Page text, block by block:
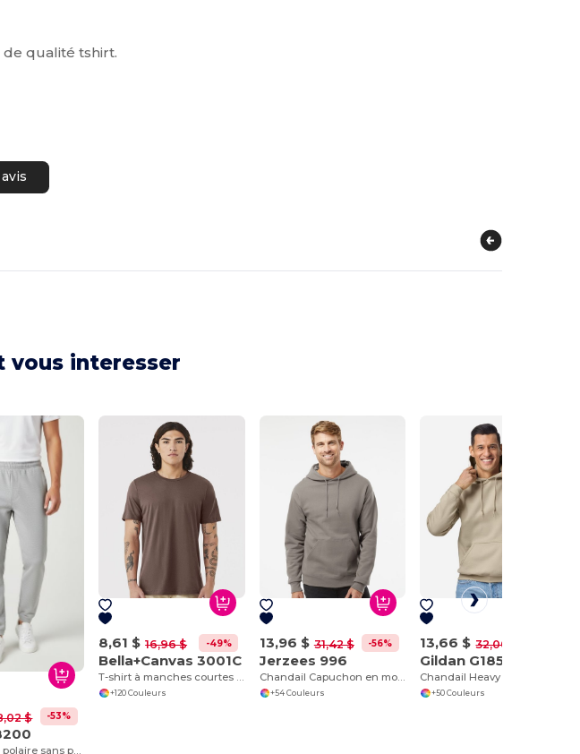
qualité tshirt.
vous interesser
$ -53%
Pantalon en polaire sans poches
8,61 $ 16,96 $ -49%
Bella+Canvas 3001C
T-shirt à manches courtes en jersey
+120 Couleurs
13,96 $ 31,42 $ -56%
Jerzees 996
Chandail Capuchon en molleton
+54 Couleurs
13,66 $ 32,00 $
Gildan G185
+50 Couleurs